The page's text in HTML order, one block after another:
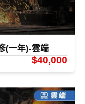
(一年)-雲端
$40,000